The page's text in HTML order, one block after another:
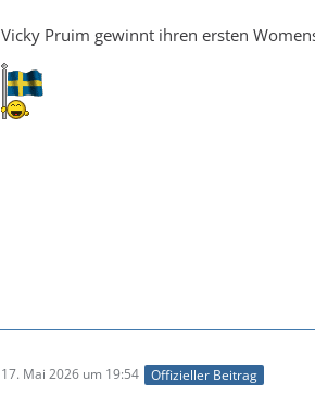
Vicky Pruim gewinnt ihren ersten
17. Mai 2026 um 19:54 Offizieller Beitrag